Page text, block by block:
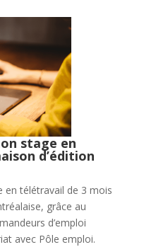
stage en
d’édition
en télétravail de 3 mois
grâce au
d’emploi
avec Pôle emploi.